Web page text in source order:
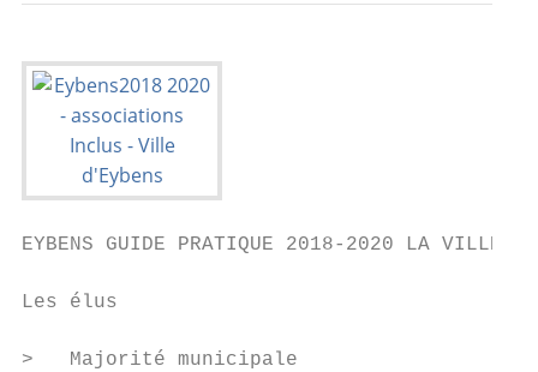
EYBENS GUIDE PRATIQUE 2018-2020 LA VILLE
Les élus
>   Majorité municipale